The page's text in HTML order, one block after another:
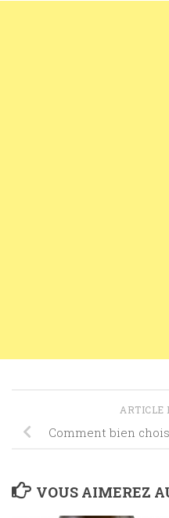
ARTICLE
Comment bien
VOUS AIMEREZ